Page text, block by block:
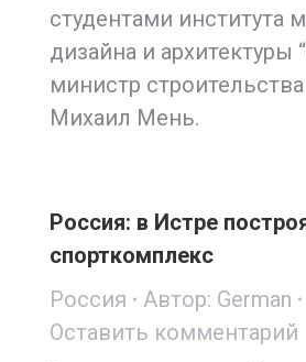
студентами института
дизайна и архитектуры
министр
Михаил Мень.
Россия: в Истре
спорткомплекс
Россия
Автор: German
Оставить комментарий